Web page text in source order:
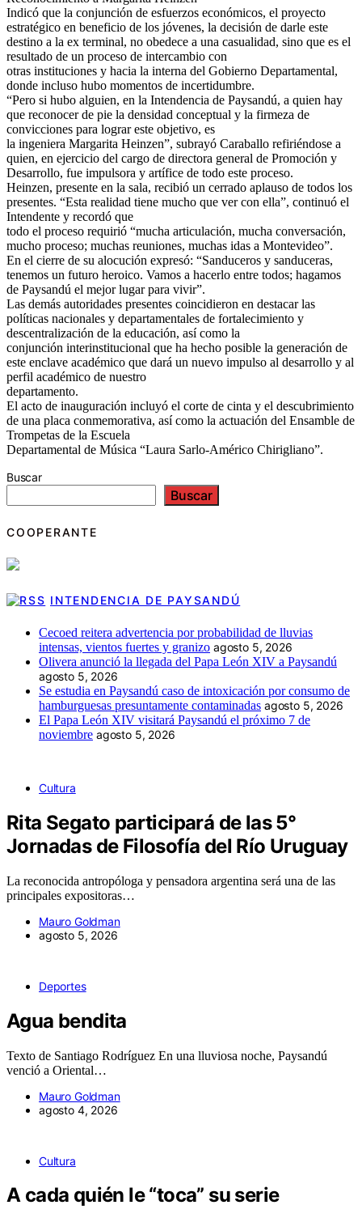
Indicó que la conjunción de esfuerzos económicos, el proyecto
estratégico en beneficio de los jóvenes, la decisión de darle este
destino a la ex terminal, no obedece a una casualidad, sino que es el
resultado de un proceso de intercambio con
otras instituciones y hacia la interna del Gobierno Departamental,
donde incluso hubo momentos de incertidumbre.
“Pero si hubo alguien, en la Intendencia de Paysandú, a quien hay
que reconocer de pie la densidad conceptual y la firmeza de
convicciones para lograr este objetivo, es
la ingeniera Margarita Heinzen”, subrayó Caraballo refiriéndose a
quien, en ejercicio del cargo de directora general de Promoción y
Desarrollo, fue impulsora y artífice de todo este proceso.
Heinzen, presente en la sala, recibió un cerrado aplauso de todos los
presentes. “Esta realidad tiene mucho que ver con ella”, continuó el
Intendente y recordó que
todo el proceso requirió “mucha articulación, mucha conversación,
mucho proceso; muchas reuniones, muchas idas a Montevideo”.
En el cierre de su alocución expresó: “Sanduceros y sanduceras,
tenemos un futuro heroico. Vamos a hacerlo entre todos; hagamos
de Paysandú el mejor lugar para vivir”.
Las demás autoridades presentes coincidieron en destacar las
políticas nacionales y departamentales de fortalecimiento y
descentralización de la educación, así como la
conjunción interinstitucional que ha hecho posible la generación de
este enclave académico que dará un nuevo impulso al desarrollo y al
perfil académico de nuestro
departamento.
El acto de inauguración incluyó el corte de cinta y el descubrimiento
de una placa conmemorativa, así como la actuación del Ensamble de
Trompetas de la Escuela
Departamental de Música “Laura Sarlo-Américo Chirigliano”.
Buscar
Buscar
COOPERANTE
INTENDENCIA DE PAYSANDÚ
Cecoed reitera advertencia por probabilidad de lluvias
intensas, vientos fuertes y granizo agosto 5, 2026
Olivera anunció la llegada del Papa León XIV a Paysandú
agosto 5, 2026
Se estudia en Paysandú caso de intoxicación por consumo de
hamburguesas presuntamente contaminadas agosto 5, 2026
El Papa León XIV visitará Paysandú el próximo 7 de
noviembre agosto 5, 2026
Cultura
Rita Segato participará de las 5°
Jornadas de Filosofía del Río Uruguay
La reconocida antropóloga y pensadora argentina será una de las
principales expositoras…
Mauro Goldman
agosto 5, 2026
Deportes
Agua bendita
Texto de Santiago Rodríguez En una lluviosa noche, Paysandú
venció a Oriental…
Mauro Goldman
agosto 4, 2026
Cultura
A cada quién le “toca” su serie